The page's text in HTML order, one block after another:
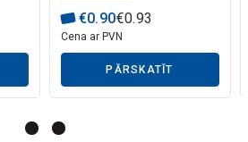
€0.90€0.93
Cena ar PVN
PĀRSKATĪT